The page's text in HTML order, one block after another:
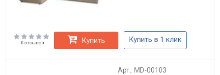
0 отзывов Купить Купить в 1 клик
Арт.: MD-00103